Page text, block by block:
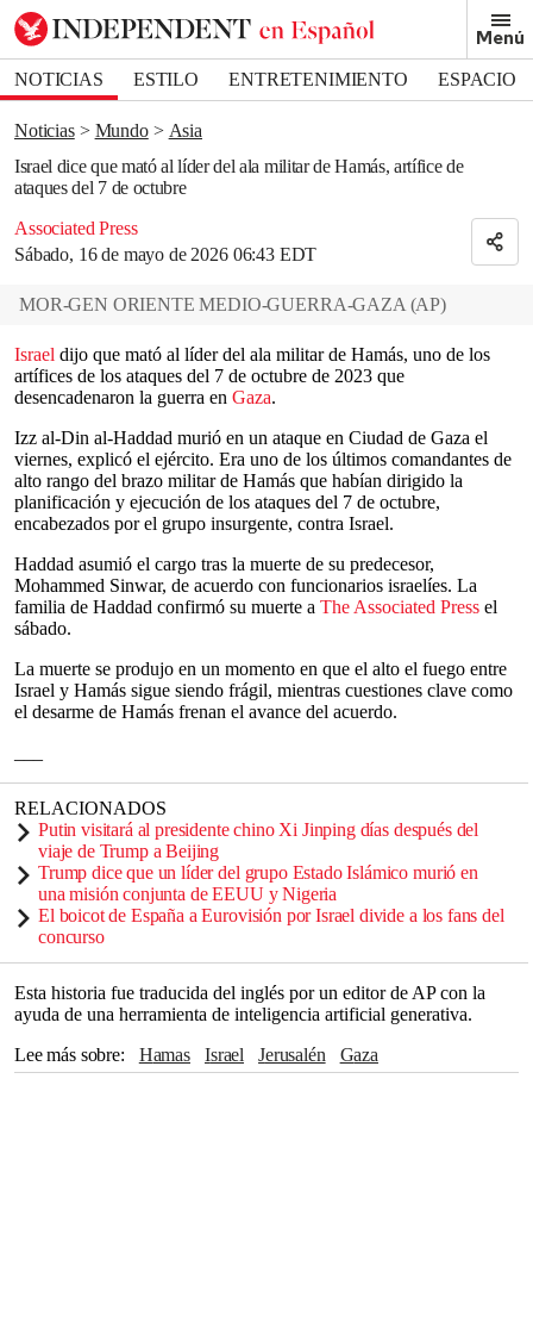
Menú
NOTICIAS ESTILO ENTRETENIMIENTO
ESPACIO
DEPORTES
Noticias Mundo
Asia
Israel dice que mató al líder del ala militar de Hamás, artífice de
ataques del 7 de octubre
Associated Press
Sábado, 16 de mayo de 2026 06:43 EDT
Bookmark popover
Removed from bookmarks
Close popover
MOR-GEN ORIENTE MEDIO-GUERRA-GAZA (AP)
Israel dijo que mató al líder del ala militar de Hamás, uno de los
artífices de los ataques del 7 de octubre de 2023 que
desencadenaron la guerra en Gaza.
Izz al-Din al-Haddad murió en un ataque en Ciudad de Gaza el
viernes, explicó el ejército. Era uno de los últimos comandantes de
alto rango del brazo militar de Hamás que habían dirigido la
planificación y ejecución de los ataques del 7 de octubre,
encabezados por el grupo insurgente, contra Israel.
Haddad asumió el cargo tras la muerte de su predecesor,
Mohammed Sinwar, de acuerdo con funcionarios israelíes. La
familia de Haddad confirmó su muerte a The Associated Press el
sábado.
La muerte se produjo en un momento en que el alto el fuego entre
Israel y Hamás sigue siendo frágil, mientras cuestiones clave como
el desarme de Hamás frenan el avance del acuerdo.
RELACIONADOS
Putin visitará al presidente chino Xi Jinping días después del
viaje de Trump a Beijing
Trump dice que un líder del grupo Estado Islámico murió en
una misión conjunta de EEUU y Nigeria
El boicot de España a Eurovisión por Israel divide a los fans del
concurso
Esta historia fue traducida del inglés por un editor de AP con la
ayuda de una herramienta de inteligencia artificial generativa.
Lee más sobre
Hamas Israel Jerusalén
Gaza